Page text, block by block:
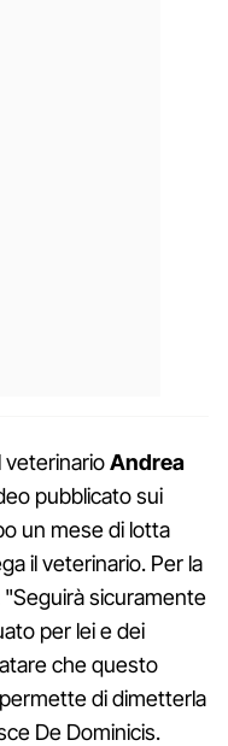
veterinarioAndrea
pubblicato sui
un mese di lotta
il veterinario. Per la
sicuramente
per lei e dei
che questo
di dimetterla
De Dominicis.